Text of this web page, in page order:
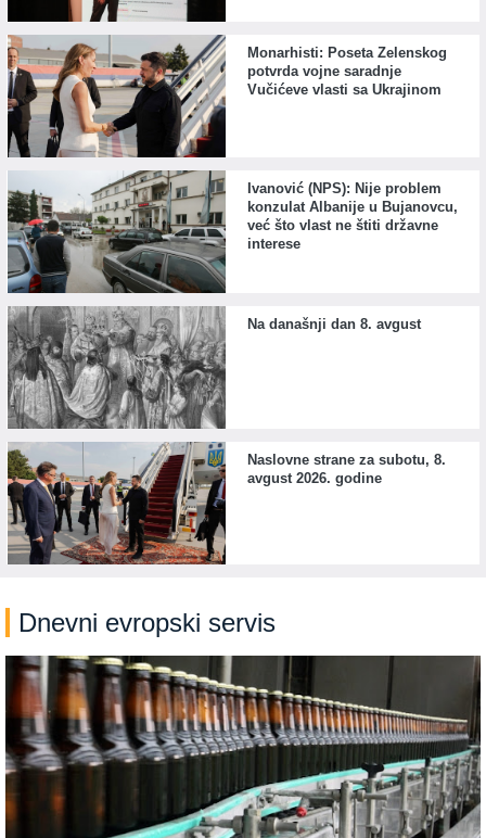
Monarhisti: Poseta Zelenskog
potvrda vojne saradnje
Vučićeve vlasti sa Ukrajinom
Ivanović (NPS): Nije problem
konzulat Albanije u Bujanovcu,
već što vlast ne štiti državne
interese
Na današnji dan 8. avgust
Naslovne strane za subotu, 8.
avgust 2026. godine
Dnevni evropski servis